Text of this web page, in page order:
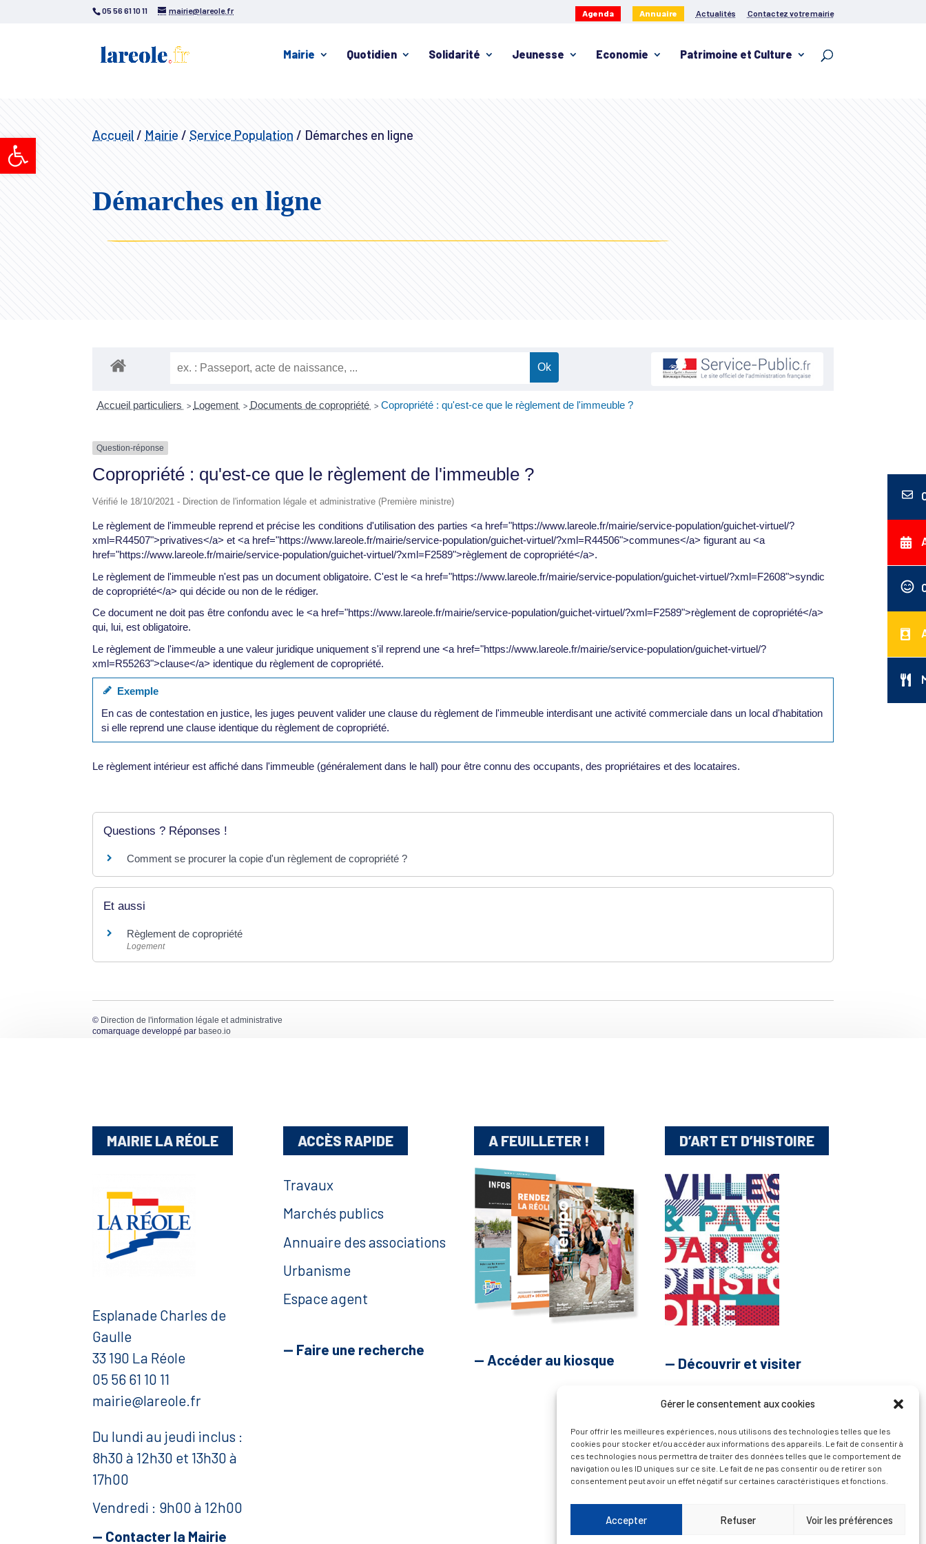
Ouvrir la barre d’outils
Gérer le consentement aux cookies
Pour offrir les meilleures expériences, nous utilisons des technologies telles que les
cookies pour stocker et/ou accéder aux informations des appareils. Le fait de consentir à
ces technologies nous permettra de traiter des données telles que le comportement de
navigation ou les ID uniques sur ce site. Le fait de ne pas consentir ou de retirer son
consentement peut avoir un effet négatif sur certaines caractéristiques et fonctions.
Accepter Refuser Voir les préférences
05 56 61 10 11 mairie@lareole.fr Agenda Annuaire Actualités Contactez votre mairie
Mairie Quotidien Solidarité Jeunesse Economie Patrimoine et Culture
Accueil / Mairie / Service Population / Démarches en ligne
Démarches en ligne
Accueil particuliers > Logement > Documents de copropriété > Copropriété : qu'est-ce que le règlement de l'immeuble ?
Question-réponse
Copropriété : qu'est-ce que le règlement de l'immeuble ?
Vérifié le 18/10/2021 - Direction de l'information légale et administrative (Première ministre)
Le règlement de l'immeuble reprend et précise les conditions d'utilisation des parties <a href="https://www.lareole.fr/mairie/service-population/guichet-virtuel/?
xml=R44507">privatives</a> et <a href="https://www.lareole.fr/mairie/service-population/guichet-virtuel/?xml=R44506">communes</a> figurant au <a
href="https://www.lareole.fr/mairie/service-population/guichet-virtuel/?xml=F2589">règlement de copropriété</a>.
Le règlement de l'immeuble n'est pas un document obligatoire. C'est le <a href="https://www.lareole.fr/mairie/service-population/guichet-virtuel/?xml=F2608">syndic
de copropriété</a> qui décide ou non de le rédiger.
Ce document ne doit pas être confondu avec le <a href="https://www.lareole.fr/mairie/service-population/guichet-virtuel/?xml=F2589">règlement de copropriété</a>
qui, lui, est obligatoire.
Le règlement de l'immeuble a une valeur juridique uniquement s'il reprend une <a href="https://www.lareole.fr/mairie/service-population/guichet-virtuel/?
xml=R55263">clause</a> identique du règlement de copropriété.
Exemple
En cas de contestation en justice, les juges peuvent valider une clause du règlement de l'immeuble interdisant une activité commerciale dans un local d'habitation
si elle reprend une clause identique du règlement de copropriété.
Le règlement intérieur est affiché dans l'immeuble (généralement dans le hall) pour être connu des occupants, des propriétaires et des locataires.
Questions ? Réponses !
Comment se procurer la copie d'un règlement de copropriété ?
Et aussi
Règlement de copropriété
Logement
© Direction de l'information légale et administrative
comarquage developpé par baseo.io
MAIRIE LA RÉOLE
Esplanade Charles de
Gaulle
33 190 La Réole
05 56 61 10 11
mairie@lareole.fr
Du lundi au jeudi inclus :
8h30 à 12h30 et 13h30 à
17h00
Vendredi : 9h00 à 12h00
— Contacter la Mairie
ACCÈS RAPIDE
Travaux
Marchés publics
Annuaire des associations
Urbanisme
Espace agent
— Faire une recherche
A FEUILLETER !
— Accéder au kiosque
D’ART ET D’HISTOIRE
— Découvrir et visiter